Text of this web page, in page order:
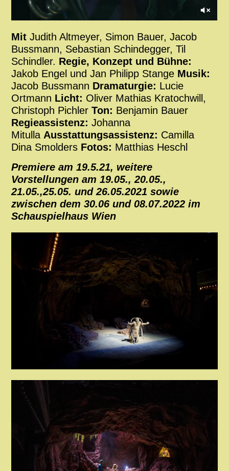
MitJudith Altmeyer, Simon Bauer, Jacob
Bussmann, Sebastian Schindegger, Til
Schindler. Regie, Konzept und Bühne:
Jakob Engel und Jan Philipp Stange Musik:
Jacob Bussmann Dramaturgie: Lucie
Ortmann Licht: Oliver Mathias Kratochwill,
Christoph PichlerTon: Benjamin Bauer
Regieassistenz: Johanna
Mitulla Ausstattungsassistenz: Camilla
Dina Smolders Fotos: Matthias Heschl
Premiere am 19.5.21, weitere
Vorstellungen am 19.05., 20.05.,
21.05.,25.05. und 26.05.2021 sowie
zwischen dem 30.06 und 08.07.2022 im
Schauspielhaus Wien